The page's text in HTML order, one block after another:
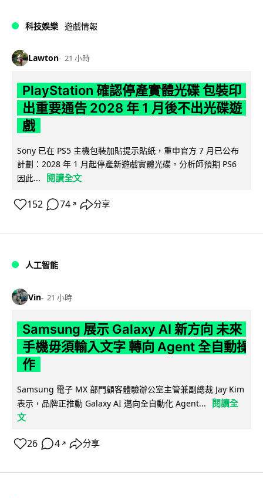
科技娛樂 遊戲情報
Lawton 21 小時
PlayStation 確認停產實體光碟 包裝印
出重要通告 2028 年 1 月後不出光碟遊
戲
Sony 已在 PS5 主機包裝加貼提示貼紙，重申官方 7 月已公布
計劃：2028 年 1 月起停產新遊戲實體光碟。分析師預期 PS6
因此...
閱讀全文
152 74 ↗ 分享
人工智能
Vin 21 小時
Samsung 展示 Galaxy AI 新方向 未來
手機毋須輸入文字 轉向 Agent 全自動操
作
Samsung 電子 MX 部門顧客體驗辦公室主管兼副總裁 Jay Kim
表示，品牌正推動 Galaxy AI 邁向全自動化 Agent...
閱讀全
文
26 4 ↗ 分享